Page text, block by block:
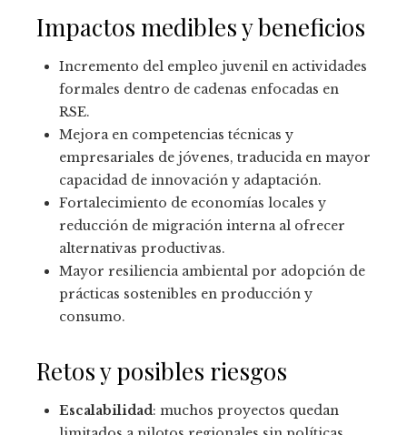
Impactos medibles y beneficios
Incremento del empleo juvenil en actividades
formales dentro de cadenas enfocadas en
RSE.
Mejora en competencias técnicas y
empresariales de jóvenes, traducida en mayor
capacidad de innovación y adaptación.
Fortalecimiento de economías locales y
reducción de migración interna al ofrecer
alternativas productivas.
Mayor resiliencia ambiental por adopción de
prácticas sostenibles en producción y
consumo.
Retos y posibles riesgos
Escalabilidad: muchos proyectos quedan